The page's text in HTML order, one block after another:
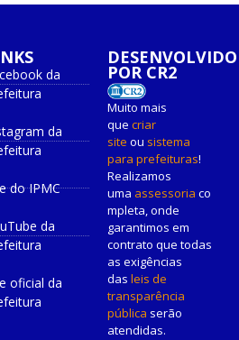
da
da
do IPMC
da
oficial da
DESENVOLVIDO
POR CR2
Muito mais
que criar
site ou sistema
para prefeituras!
Realizamos
uma assessoria co
mpleta, onde
garantimos em
contrato que todas
as exigências
das leis de
transparência
pública serão
atendidas.